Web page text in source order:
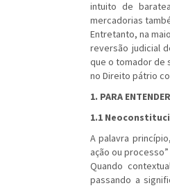
intuito de
mercadorias
Entretanto, na
reversão judicial
que o tomador de
no Direito pátrio
1. PARA
1.1
A palavra
ação ou processo”
Quando
passando a